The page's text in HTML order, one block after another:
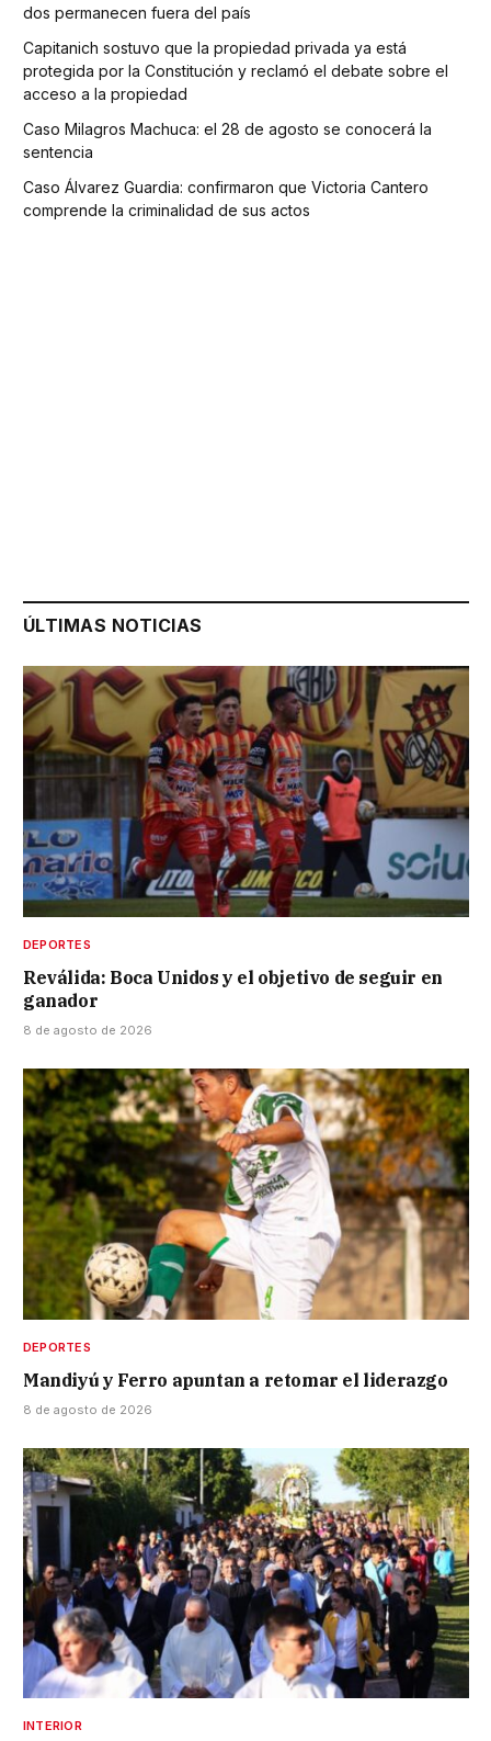
dos permanecen fuera del país
Capitanich sostuvo que la propiedad privada ya está
protegida por la Constitución y reclamó el debate sobre el
acceso a la propiedad
Caso Milagros Machuca: el 28 de agosto se conocerá la
sentencia
Caso Álvarez Guardia: confirmaron que Victoria Cantero
comprende la criminalidad de sus actos
ÚLTIMAS NOTICIAS
DEPORTES
Reválida: Boca Unidos y el objetivo de seguir en
ganador
8 de agosto de 2026
DEPORTES
Mandiyú y Ferro apuntan a retomar el liderazgo
8 de agosto de 2026
INTERIOR